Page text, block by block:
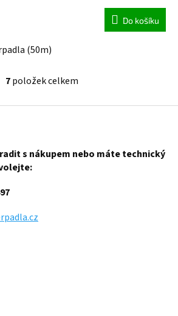
Do košíku
(50m)
O
l
c
7položek celkem
s nákupem nebo máte technický